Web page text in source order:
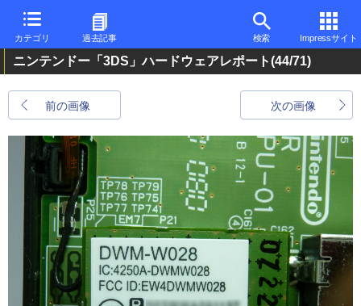
カテゴリ 過去記事 検索 Impressサイト
ニンテンドー「3DS」ハードウェアレポート(44/71)
前の画像 次の画像